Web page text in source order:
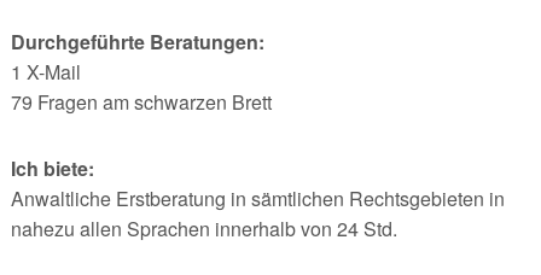
Durchgeführte Beratungen:
1 X-Mail
79 Fragen am schwarzen Brett
Ich biete:
Anwaltliche Erstberatung in sämtlichen Rechtsgebieten in
nahezu allen Sprachen innerhalb von 24 Std.